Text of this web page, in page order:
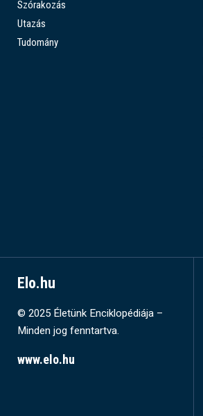
Szórakozás
Utazás
Tudomány
Elo.hu
© 2025 Életünk Enciklopédiája –
Minden jog fenntartva.
www.elo.hu